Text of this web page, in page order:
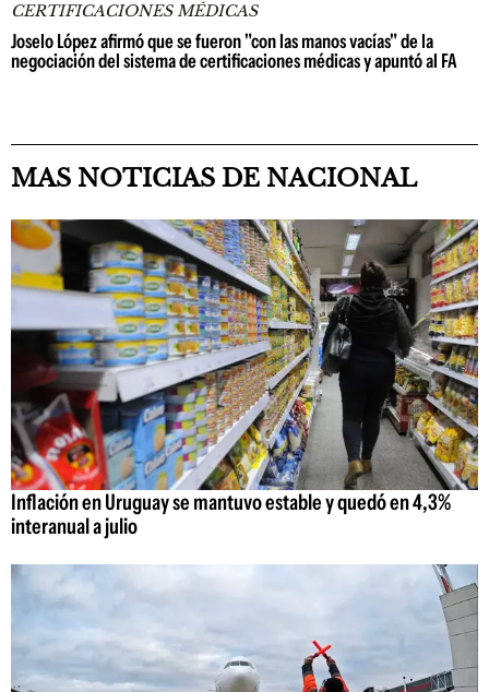
CERTIFICACIONES MÉDICAS
Joselo López afirmó que se fueron "con las manos vacías" de la
negociación del sistema de certificaciones médicas y apuntó al FA
MAS NOTICIAS DE NACIONAL
Inflación en Uruguay se mantuvo estable y quedó en 4,3%
interanual a julio